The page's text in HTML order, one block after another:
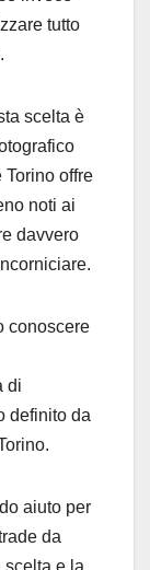
tutto
scelta è
Torino offre
noti ai
davvero
conoscere
di
definito da
aiuto per
da
scelta e la